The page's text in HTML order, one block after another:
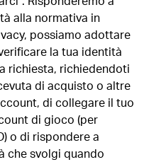
alla normativa in
possiamo adottare
la tua identità
richiesta, richiedendoti
di acquisto o altre
di collegare il tuo
di gioco (per
o di rispondere a
che svolgi quando